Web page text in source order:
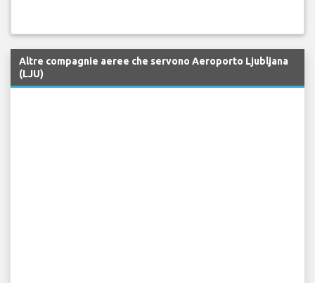
Altre compagnie aeree che servono Aeroporto Ljubljana
(LJU)